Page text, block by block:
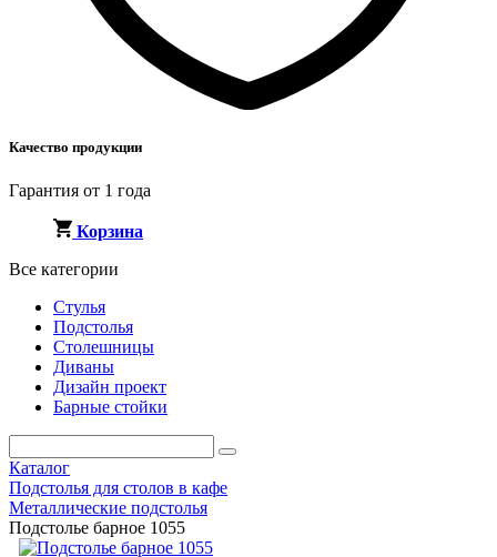
Качество продукции
Гарантия от 1 года
Корзина
Все категории
Стулья
Подстолья
Столешницы
Диваны
Дизайн проект
Барные стойки
Каталог
Подстолья для столов в кафе
Металлические подстолья
Подстолье барное 1055